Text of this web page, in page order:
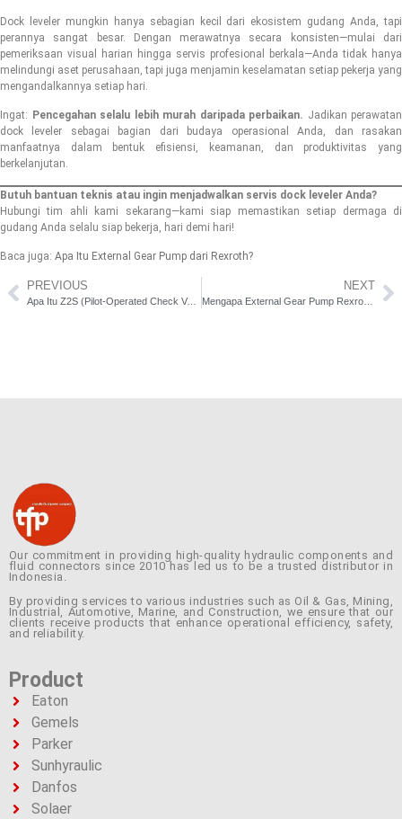
Dock leveler mungkin hanya sebagian kecil dari ekosistem gudang Anda, tapi
perannya sangat besar. Dengan merawatnya secara konsisten—mulai dari
pemeriksaan visual harian hingga servis profesional berkala—Anda tidak hanya
melindungi aset perusahaan, tapi juga menjamin keselamatan setiap pekerja yang
mengandalkannya setiap hari.
Ingat: Pencegahan selalu lebih murah daripada perbaikan. Jadikan perawatan
dock leveler sebagai bagian dari budaya operasional Anda, dan rasakan
manfaatnya dalam bentuk efisiensi, keamanan, dan produktivitas yang
berkelanjutan.
Butuh bantuan teknis atau ingin menjadwalkan servis dock leveler Anda?
Hubungi tim ahli kami sekarang—kami siap memastikan setiap dermaga di
gudang Anda selalu siap bekerja, hari demi hari!
Baca juga: Apa Itu External Gear Pump dari Rexroth?
PREVIOUS
Apa Itu Z2S (Pilot-Operated Check Valve)? Solusi Modular untuk Kontrol Hidrolik yang Aman dan Presisi
NEXT
Mengapa External Gear Pump Rexroth Jadi Pilihan Utama di Sistem Hidrolik Industri?
Our commitment in providing high-quality hydraulic components and
fluid connectors since 2010 has led us to be a trusted distributor in
Indonesia.
By providing services to various industries such as Oil & Gas, Mining,
Industrial, Automotive, Marine, and Construction, we ensure that our
clients receive products that enhance operational efficiency, safety,
and reliability.
Product
Eaton
Gemels
Parker
Sunhyraulic
Danfos
Solaer